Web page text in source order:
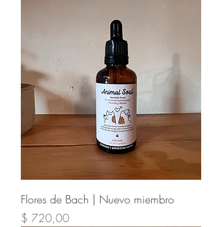
Flores de Bach | Nuevo miembro
Precio
$ 720,00